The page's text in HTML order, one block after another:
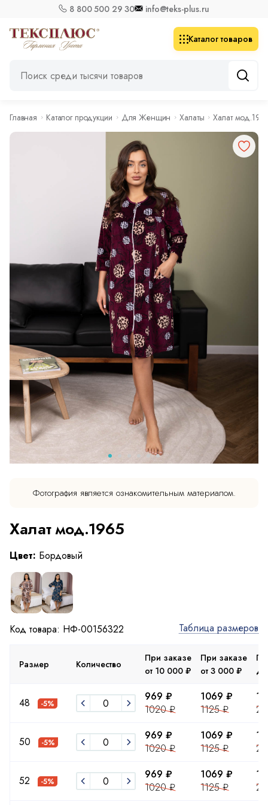
8 800 500 29 30 info@teks-plus.ru
Каталог товаров
Главная Каталог продукции Для Женщин Халаты Халат
Фотография является ознакомительным материалом.
Халат мод.1965
Цвет: Бордовый
Код товара: НФ-00156322 Таблица размеров
Размер Количество
При заказе
от 10 000 ₽
При заказе
от 3 000 ₽
48 -5%
969 ₽
1020 ₽
1069 ₽
1125 ₽
50 -5%
969 ₽
1020 ₽
1069 ₽
1125 ₽
52 -5%
969 ₽
1020 ₽
1069 ₽
1125 ₽